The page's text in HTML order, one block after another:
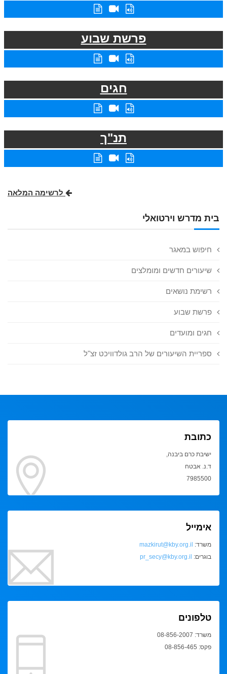
בית מדרש וירטואלי
חיפוש במאגר
שיעורים חדשים ומומלצים
רשימת נושאים
פרשת שבוע
חגים ומועדים
ספריית השיעורים של הרב גולדוויכט זצ"ל
פרשת שבוע
חגים
תנ"ך
לרשימה המלאה
כתובת
ישיבת כרם ביבנה,
ד.נ. אבטח
7985500
אימייל
משרד: mazkirut@kby.org.il
בוגרים: pr_secy@kby.org.il
טלפונים
משרד: 08-856-2007
פקס: 08-856-465